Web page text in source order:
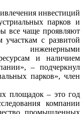
инвестиций
парков и
все чаще проявляют
с развитой
инженерными
и наличием
– подчеркнул
парков», член
площадок – это год
компании